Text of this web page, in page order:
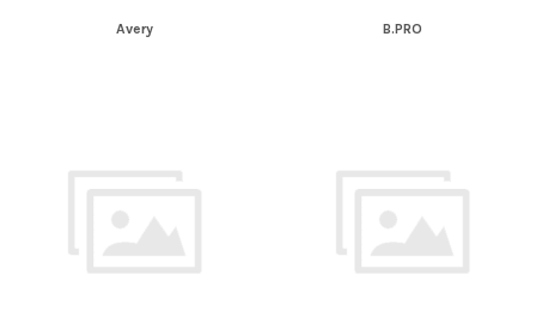
Avery B.PRO